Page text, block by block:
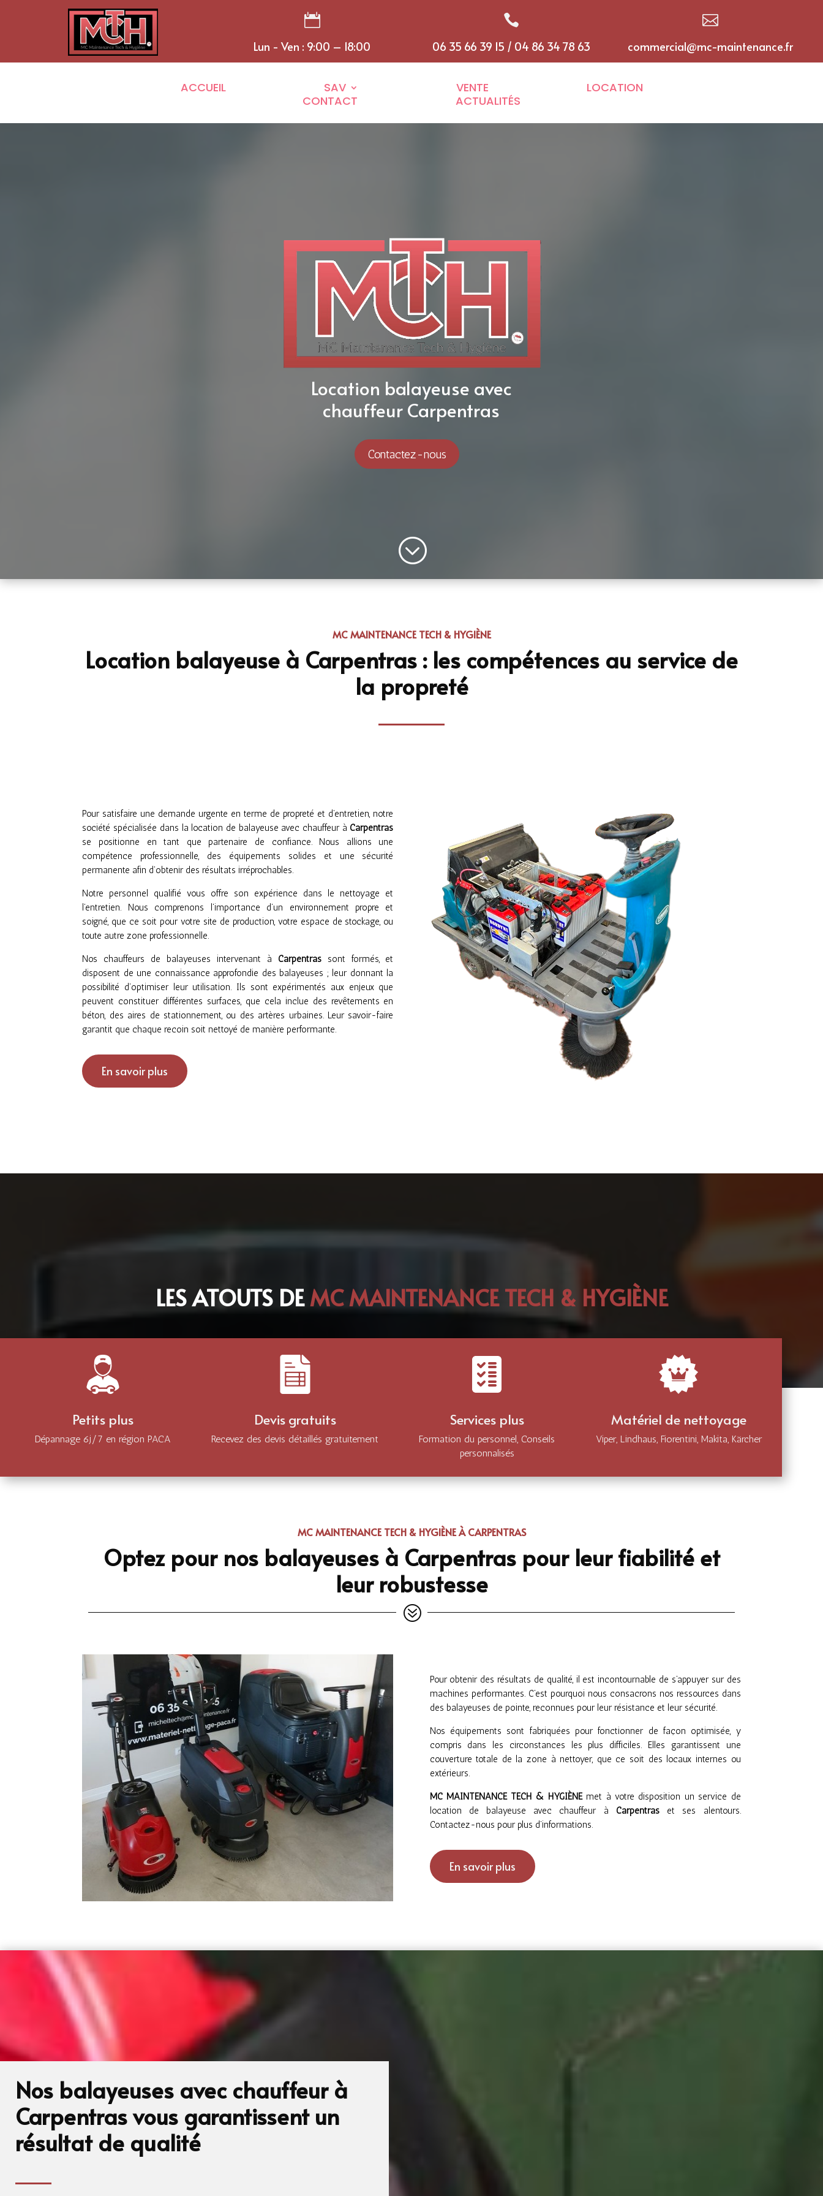

Lun - Ven : 9:00 – 18:00

06 35 66 39 15 / 04 86 34 78 63

commercial@mc-maintenance.fr
ACCUEIL SAV VENTE
LOCATION
CONTACT
ACTUALITÉS
Location balayeuse avec
chauffeur Carpentras
Contactez-nous
;
MC MAINTENANCE TECH & HYGIÈNE
Location balayeuse à Carpentras : les compétences au service de
la propreté
Pour satisfaire une demande urgente en terme de propreté et d’entretien, notre
société spécialisée dans la location de balayeuse avec chauffeur à Carpentras
se positionne en tant que partenaire de confiance. Nous allions une
compétence professionnelle, des équipements solides et une sécurité
permanente afin d’obtenir des résultats irréprochables.
Notre personnel qualifié vous offre son expérience dans le nettoyage et
l’entretien. Nous comprenons l’importance d’un environnement propre et
soigné, que ce soit pour votre site de production, votre espace de stockage, ou
toute autre zone professionnelle.
Nos chauffeurs de balayeuses intervenant à Carpentras sont formés, et
disposent de une connaissance approfondie des balayeuses ; leur donnant la
possibilité d’optimiser leur utilisation. Ils sont expérimentés aux enjeux que
peuvent constituer différentes surfaces, que cela inclue des revêtements en
béton, des aires de stationnement, ou des artères urbaines. Leur savoir-faire
garantit que chaque recoin soit nettoyé de manière performante.
En savoir plus
LES ATOUTS DEMC MAINTENANCE TECH & HYGIÈNE
Petits plus
Dépannage 6j/7 en région PACA
Devis gratuits
Recevez des devis détaillés gratuitement
Services plus
Formation du personnel, Conseils
personnalisés
Matériel de nettoyage
Viper, Lindhaus, Fiorentini, Makita, Kärcher
MC MAINTENANCE TECH & HYGIÈNE À CARPENTRAS
Optez pour nos balayeuses à Carpentras pour leur fiabilité et
leur robustesse
?
Pour obtenir des résultats de qualité, il est incontournable de s’appuyer sur des
machines performantes. C’est pourquoi nous consacrons nos ressources dans
des balayeuses de pointe, reconnues pour leur résistance et leur sécurité.
Nos équipements sont fabriquées pour fonctionner de façon optimisée, y
compris dans les circonstances les plus difficiles. Elles garantissent une
couverture totale de la zone à nettoyer, que ce soit des locaux internes ou
extérieurs.
MC MAINTENANCE TECH & HYGIÈNEmet à votre disposition un service de
location de balayeuse avec chauffeur à Carpentraset ses alentours.
Contactez-nous pour plus d’informations.
En savoir plus
Nos balayeuses avec chauffeur à
Carpentras vous garantissent un
résultat de qualité